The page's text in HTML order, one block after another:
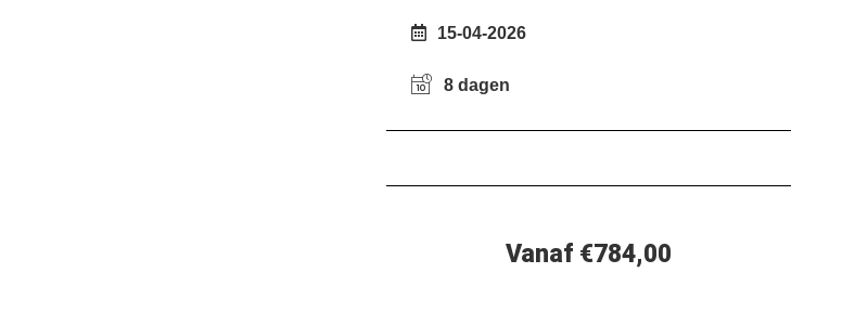
15-04-2026
8 dagen
Vanaf €784,00